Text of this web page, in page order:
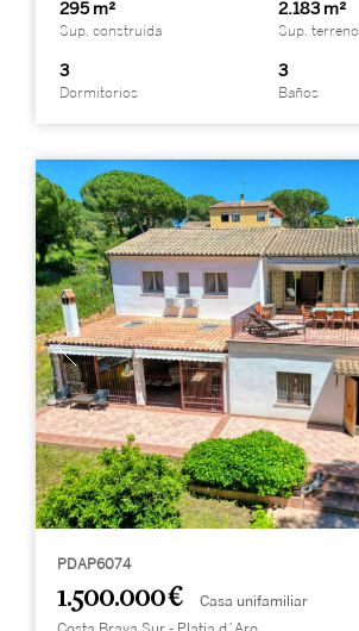
295 m²
Sup. construida
2.183 m²
Sup. terreno
3
Dormitorios
3
Baños
PDAP6074
1.500.000 € Casa unifamiliar